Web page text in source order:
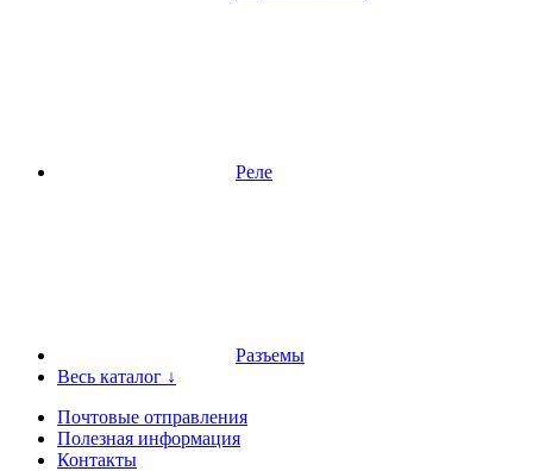
Реле
Разъемы
Весь каталог ↓
Почтовые отправления
Полезная информация
Контакты